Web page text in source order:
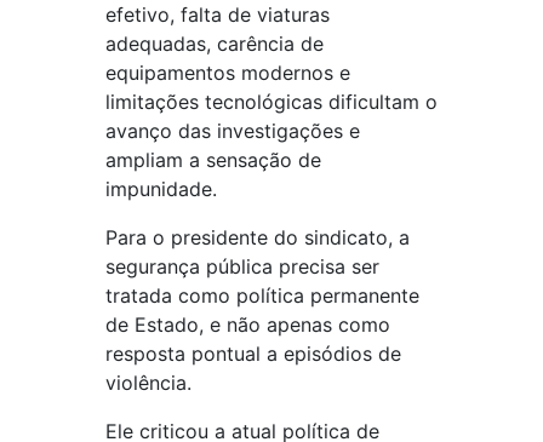
efetivo, falta de viaturas
adequadas, carência de
equipamentos modernos e
limitações tecnológicas dificultam o
avanço das investigações e
ampliam a sensação de
impunidade.
Para o presidente do sindicato, a
segurança pública precisa ser
tratada como política permanente
de Estado, e não apenas como
resposta pontual a episódios de
violência.
Ele criticou a atual política de